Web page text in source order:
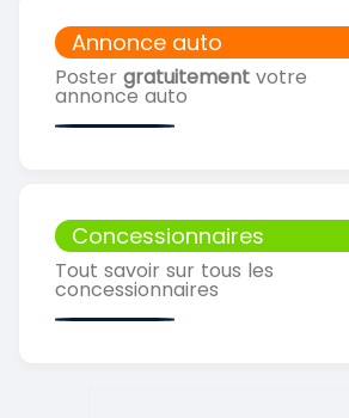
Annonce auto
Poster gratuitement votre
annonce auto
Concessionnaires
Tout savoir sur tous les
concessionnaires